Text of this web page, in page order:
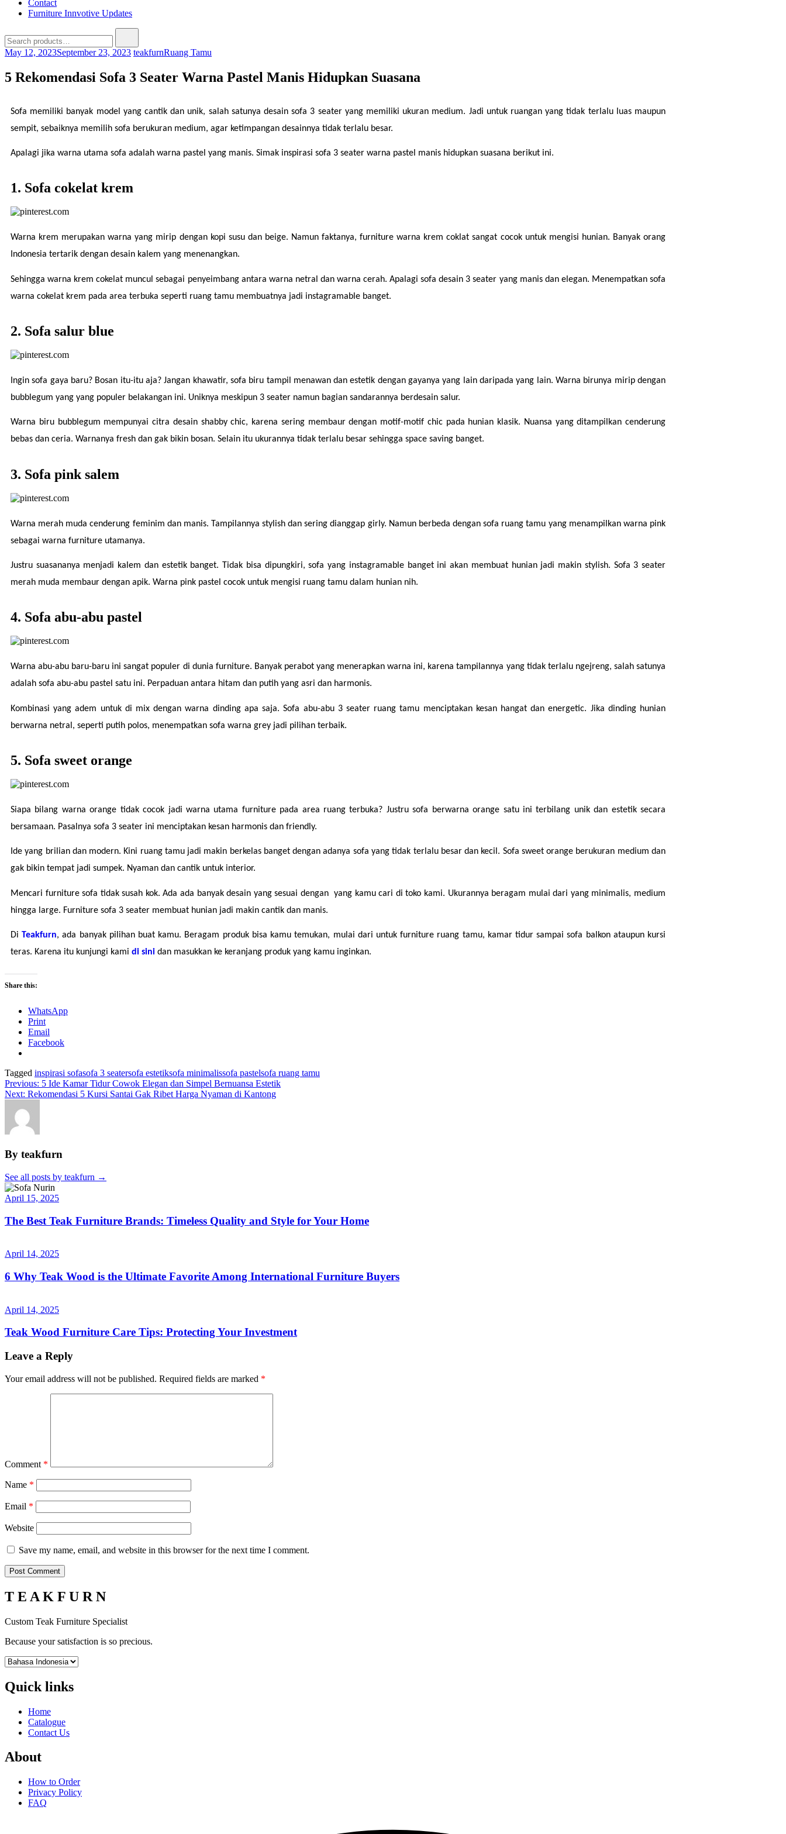
Contact
Furniture Innvotive Updates
May 12, 2023September 23, 2023 teakfurnRuang Tamu
5 Rekomendasi Sofa 3 Seater Warna Pastel Manis Hidupkan Suasana
Sofa memiliki banyak model yang cantik dan unik, salah satunya desain sofa 3 seater yang memiliki ukuran medium. Jadi untuk ruangan yang tidak terlalu luas maupun
sempit, sebaiknya memilih sofa berukuran medium, agar ketimpangan desainnya tidak terlalu besar.
Apalagi jika warna utama sofa adalah warna pastel yang manis. Simak inspirasi sofa 3 seater warna pastel manis hidupkan suasana berikut ini.
1. Sofa cokelat krem
Warna krem merupakan warna yang mirip dengan kopi susu dan beige. Namun faktanya, furniture warna krem coklat sangat cocok untuk mengisi hunian. Banyak orang
Indonesia tertarik dengan desain kalem yang menenangkan.
Sehingga warna krem cokelat muncul sebagai penyeimbang antara warna netral dan warna cerah. Apalagi sofa desain 3 seater yang manis dan elegan. Menempatkan sofa
warna cokelat krem pada area terbuka seperti ruang tamu membuatnya jadi instagramable banget.
2. Sofa salur blue
Ingin sofa gaya baru? Bosan itu-itu aja? Jangan khawatir, sofa biru tampil menawan dan estetik dengan gayanya yang lain daripada yang lain. Warna birunya mirip dengan
bubblegum yang yang populer belakangan ini. Uniknya meskipun 3 seater namun bagian sandarannya berdesain salur.
Warna biru bubblegum mempunyai citra desain shabby chic, karena sering membaur dengan motif-motif chic pada hunian klasik. Nuansa yang ditampilkan cenderung
bebas dan ceria. Warnanya fresh dan gak bikin bosan. Selain itu ukurannya tidak terlalu besar sehingga space saving banget.
3. Sofa pink salem
Warna merah muda cenderung feminim dan manis. Tampilannya stylish dan sering dianggap girly. Namun berbeda dengan sofa ruang tamu yang menampilkan warna pink
sebagai warna furniture utamanya.
Justru suasananya menjadi kalem dan estetik banget. Tidak bisa dipungkiri, sofa yang instagramable banget ini akan membuat hunian jadi makin stylish. Sofa 3 seater
merah muda membaur dengan apik. Warna pink pastel cocok untuk mengisi ruang tamu dalam hunian nih.
4. Sofa abu-abu pastel
Warna abu-abu baru-baru ini sangat populer di dunia furniture. Banyak perabot yang menerapkan warna ini, karena tampilannya yang tidak terlalu ngejreng, salah satunya
adalah sofa abu-abu pastel satu ini. Perpaduan antara hitam dan putih yang asri dan harmonis.
Kombinasi yang adem untuk di mix dengan warna dinding apa saja. Sofa abu-abu 3 seater ruang tamu menciptakan kesan hangat dan energetic. Jika dinding hunian
berwarna netral, seperti putih polos, menempatkan sofa warna grey jadi pilihan terbaik.
5. Sofa sweet orange
Siapa bilang warna orange tidak cocok jadi warna utama furniture pada area ruang terbuka? Justru sofa berwarna orange satu ini terbilang unik dan estetik secara
bersamaan. Pasalnya sofa 3 seater ini menciptakan kesan harmonis dan friendly.
Ide yang brilian dan modern. Kini ruang tamu jadi makin berkelas banget dengan adanya sofa yang tidak terlalu besar dan kecil. Sofa sweet orange berukuran medium dan
gak bikin tempat jadi sumpek. Nyaman dan cantik untuk interior.
Mencari furniture sofa tidak susah kok. Ada ada banyak desain yang sesuai dengan  yang kamu cari di toko kami. Ukurannya beragam mulai dari yang minimalis, medium
hingga large. Furniture sofa 3 seater membuat hunian jadi makin cantik dan manis.
Di Teakfurn, ada banyak pilihan buat kamu. Beragam produk bisa kamu temukan, mulai dari untuk furniture ruang tamu, kamar tidur sampai sofa balkon ataupun kursi
teras. Karena itu kunjungi kami di sini dan masukkan ke keranjang produk yang kamu inginkan.
Share this:
WhatsApp
Print
Email
Facebook
Tagged inspirasi sofasofa 3 seatersofa estetiksofa minimalissofa pastelsofa ruang tamu
Previous: 5 Ide Kamar Tidur Cowok Elegan dan Simpel Bernuansa Estetik
Next: Rekomendasi 5 Kursi Santai Gak Ribet Harga Nyaman di Kantong
By teakfurn
See all posts by teakfurn →
April 15, 2025
The Best Teak Furniture Brands: Timeless Quality and Style for Your Home
April 14, 2025
6 Why Teak Wood is the Ultimate Favorite Among International Furniture Buyers
April 14, 2025
Teak Wood Furniture Care Tips: Protecting Your Investment
Leave a Reply
Your email address will not be published. Required fields are marked *
Comment *
Name *
Email *
Website
Save my name, email, and website in this browser for the next time I comment.
T E A K F U R N
Custom Teak Furniture Specialist
Because your satisfaction is so precious.
Quick links
Home
Catalogue
Contact Us
About
How to Order
Privacy Policy
FAQ